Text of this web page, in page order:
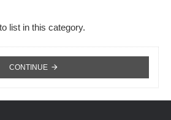
list in this category.
CONTINUE